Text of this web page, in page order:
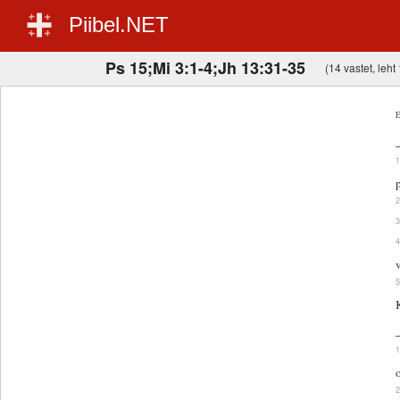
Piibel.NET
Ps 15;Mi 3:1-4;Jh 13:31-35 (14 vastet, leht
1
2
3
4
5
1
2